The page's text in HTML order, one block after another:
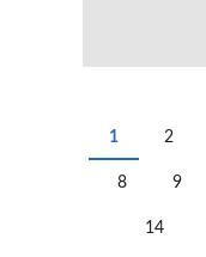
PÁGINAS
1 2
8 9
14